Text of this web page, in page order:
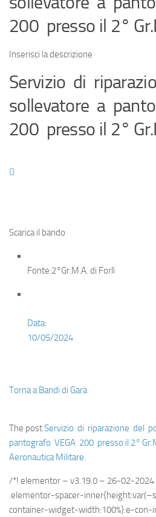
200 presso il 2°
Inserisci la descrizione
Servizio di
sollevatore a
200 presso il 2°
Scarica il bando
Fonte:2°Gr.M.A. di Forlì
Data:
10/05/2024
Torna a Bandi di Gara
The postServizio di riparazione del
pantografo VEGA 200 presso il 2°
Aeronautica Militare.
/*! elementor – v3.19.0 – 26-02-
.elementor-spacer-
container-widget-width:100%}.e-